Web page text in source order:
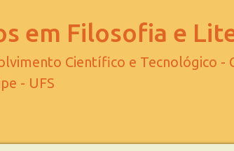
em Filosofia e
Científico e Tecnológico -
- UFS